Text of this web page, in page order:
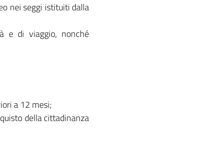
nei seggi istituiti dalla
e di viaggio, nonché
a 12 mesi;
della cittadinanza